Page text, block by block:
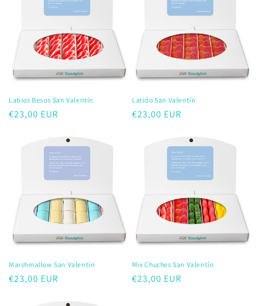
Labios Besos San Valentín
Precio
€23,00 EUR
Latido San Valentín
Precio
€23,00 EUR
Marshmallow San Valentín
Precio
€23,00 EUR
Mix Chuches San Valentín
Precio
€23,00 EUR